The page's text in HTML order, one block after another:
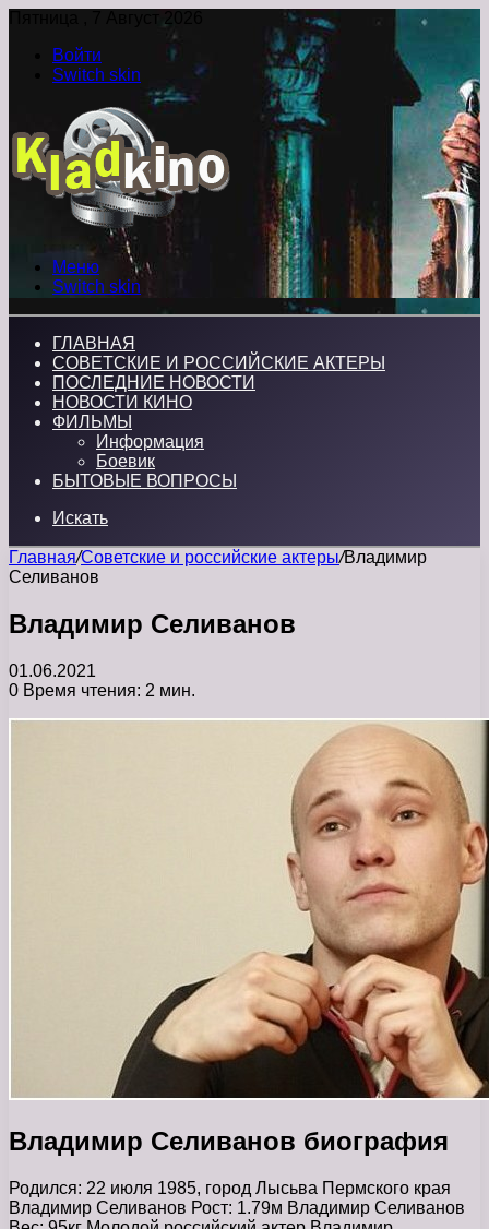
Пятница , 7 Август 2026
Войти
Switch skin
Меню
Switch skin
ГЛАВНАЯ
СОВЕТСКИЕ И РОССИЙСКИЕ АКТЕРЫ
ПОСЛЕДНИЕ НОВОСТИ
НОВОСТИ КИНО
ФИЛЬМЫ
Информация
Боевик
БЫТОВЫЕ ВОПРОСЫ
Искать
Главная/Советские и российские актеры/Владимир
Селиванов
Владимир Селиванов
01.06.2021
0 Время чтения: 2 мин.
Владимир Селиванов биография
Родился: 22 июля 1985, город Лысьва Пермского края
Владимир Селиванов Рост: 1.79м Владимир Селиванов